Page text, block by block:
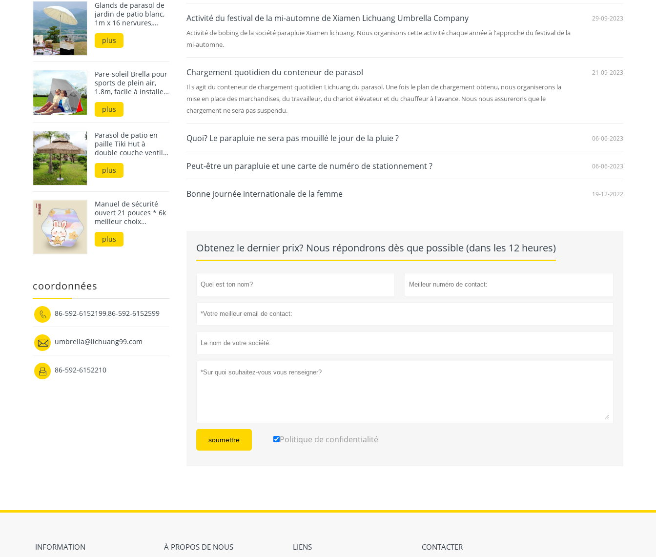
Activité du festival de la mi-automne de Xiamen Lichuang Umbrella Company
Activité de bobing de la société parapluie Xiamen lichuang. Nous organisons cette activité chaque année à l'approche du festival de la
mi-automne.
29-09-2023
Chargement quotidien du conteneur de parasol
Il s'agit du conteneur de chargement quotidien Lichuang du parasol. Une fois le plan de chargement obtenu, nous organiserons la
mise en place des marchandises, du travailleur, du chariot élévateur et du chauffeur à l'avance. Nous nous assurerons que le
chargement ne sera pas suspendu.
21-09-2023
Quoi? Le parapluie ne sera pas mouillé le jour de la pluie ? 06-06-2023
Peut-être un parapluie et une carte de numéro de stationnement ? 06-06-2023
Bonne journée internationale de la femme 19-12-2022
Obtenez le dernier prix? Nous répondrons dès que possible (dans les 12 heures)
soumettre Politique de confidentialité
Glands de parasol de
jardin de patio blanc,
1m x 16 nervures,
avec base, meilleures
ventes sur le marché
coréen
plus
Pare-soleil Brella pour
sports de plein air,
1.8m, facile à installer,
abri de plage,
parapluie pour la
plage
plus
Parasol de patio en
paille Tiki Hut à
double couche ventilé
de 3 m
plus
Manuel de sécurité
ouvert 21 pouces * 6k
meilleur choix
parasols et parapluies
de pluie pour enfants
résistants aux uv
plus
coordonnées
 86-592-6152199,86-592-6152599
 umbrella@lichuang99.com
 86-592-6152210
INFORMATION À PROPOS DE NOUS LIENS CONTACTER